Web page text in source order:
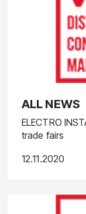
ALL NEWS
ELECTRO
trade fairs
12.11.2020